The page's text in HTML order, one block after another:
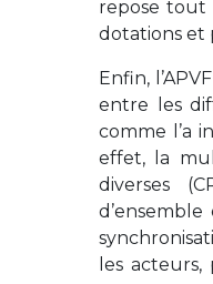
repose tout
dotations et
Enfin,
entre les
comme l’a
effet, la
diverses
les